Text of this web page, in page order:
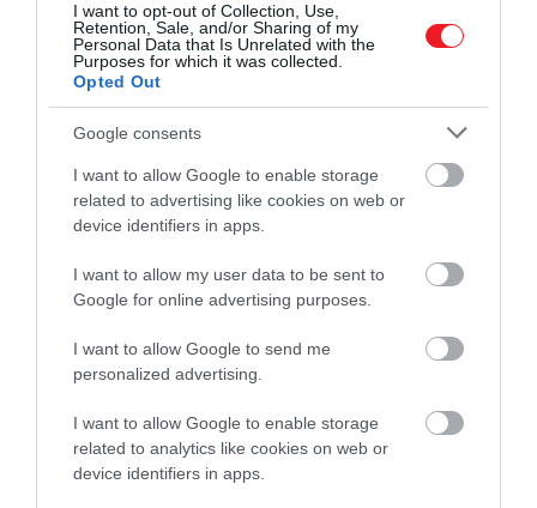
I want to opt-out of Collection, Use,
Retention, Sale, and/or Sharing of my
Personal Data that Is Unrelated with the
Purposes for which it was collected.
Opted Out
Google consents
I want to allow Google to enable storage
related to advertising like cookies on web or
device identifiers in apps.
I want to allow my user data to be sent to
Google for online advertising purposes.
I want to allow Google to send me
personalized advertising.
I want to allow Google to enable storage
related to analytics like cookies on web or
device identifiers in apps.